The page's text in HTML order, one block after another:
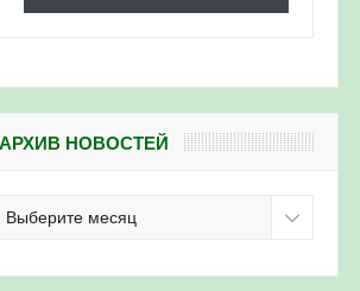
АРХИВ НОВОСТЕЙ
новостей